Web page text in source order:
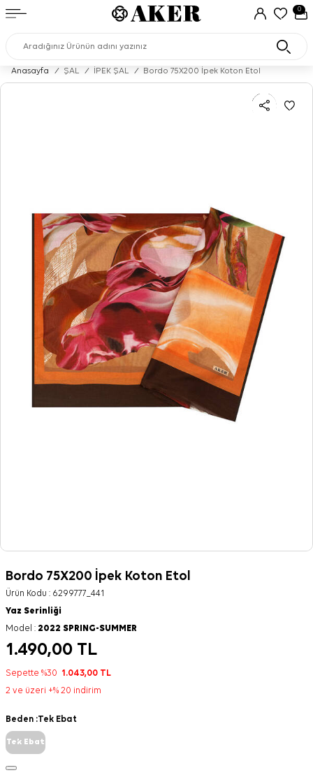
0
Anasayfa / ŞAL / İPEK ŞAL / Bordo 75X200 İpek Koton Etol
Bordo 75X200 İpek Koton Etol
Ürün Kodu : 6299777_441
Yaz Serinliği
Model : 2022 SPRING-SUMMER
1.490,00 TL
Sepette %30 1.043,00 TL
2 ve üzeri +% 20 indirim
Beden :Tek Ebat
Tek Ebat